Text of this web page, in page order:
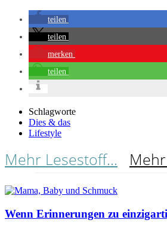
teilen
teilen
merken
teilen
Schlagworte
Dies & das
Lifestyle
Mehr Lesestoff...
Wenn Erinnerungen zu